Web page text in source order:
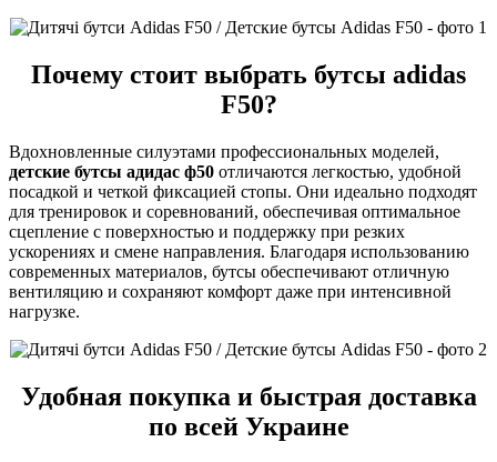
Почему стоит выбрать бутсы adidas
F50?
Вдохновленные силуэтами профессиональных моделей,
детские бутсы адидас ф50 отличаются легкостью, удобной
посадкой и четкой фиксацией стопы. Они идеально подходят
для тренировок и соревнований, обеспечивая оптимальное
сцепление с поверхностью и поддержку при резких
ускорениях и смене направления. Благодаря использованию
современных материалов, бутсы обеспечивают отличную
вентиляцию и сохраняют комфорт даже при интенсивной
нагрузке.
Удобная покупка и быстрая доставка
по всей Украине